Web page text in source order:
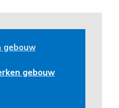
gebouw
gebouw​